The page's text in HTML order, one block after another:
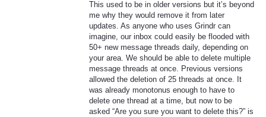
This used to be in older versions but it’s beyond
me why they would remove it from later
updates. As anyone who uses Grindr can
imagine, our inbox could easily be flooded with
50+ new message threads daily, depending on
your area. We should be able to delete multiple
message threads at once. Previous versions
allowed the deletion of 25 threads at once. It
was already monotonus enough to have to
delete one thread at a time, but now to be
asked “Are you sure you want to delete this?” is